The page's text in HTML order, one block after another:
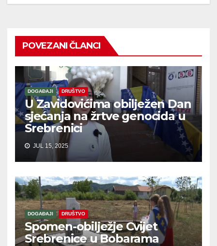
POVEZANI ČLANCI
DOGAĐAJI DRUŠTVO
U Zavidovićima obilježen Dan
sjećanja na žrtve genocida u
Srebrenici
JUL 15, 2025
DOGAĐAJI DRUŠTVO
Spomen-obilježje Cvijet
Srebrenice u Bobarama